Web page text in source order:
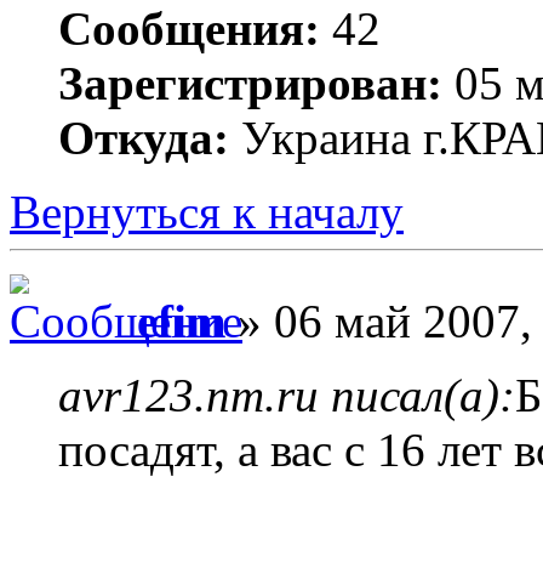
Сообщения: 42
Зарегистрирован: 05
Откуда: Украина
Вернуться к началу
efim» 06 май 2007,
avr123.nm.ru писал(а):
посадят, а вас с 16 лет